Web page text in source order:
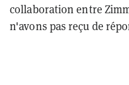
collaboration entre
n'avons pas reçu de